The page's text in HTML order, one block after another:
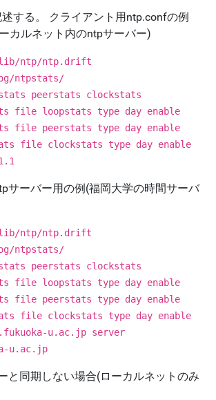
する。 クライアント用ntp.confの例
カルネット内のntpサーバー)
ntp/ntp.drift
ntpstats/
peerstats clockstats
file loopstats type day enable
file peerstats type day enable
file clockstats type day enable
サーバー用の例(福岡大学の時間サーバ
ntp/ntp.drift
ntpstats/
peerstats clockstats
file loopstats type day enable
file peerstats type day enable
file clockstats type day enable
u.ac.jp server
u.ac.jp
と同期しない場合(ローカルネットのみ